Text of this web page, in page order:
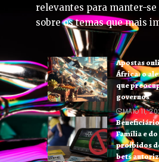
relevantes para manter-
sobre os temas que mais
Apostas
África: o
que
governos
MAIO 11,
Família e do
proibidos
bets